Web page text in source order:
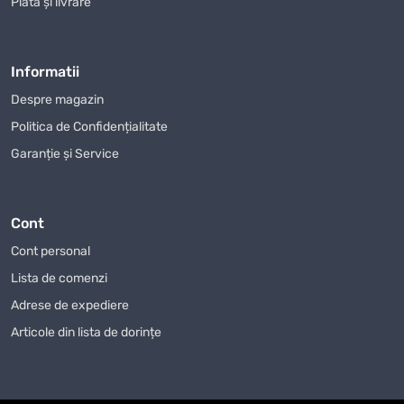
utilizare periodică — nu mai mult de 2–3 ore pe zi, cu
adâncimea maximă de tăiere în lemn rareori
depășește 65–80 mm, iar în metal — 5–6 mm. Un
prin greutate redusă, dimensiuni compacte și dotări
de bază. Este alegerea perfectă pentru reparații
pentru regim intens
Sculele profesionale sunt dezvoltate pentru o
Aceste modele au o putere de la 700 până la 1000 W
Informatii
Despre magazin
Politica de Confidențialitate
Garanție și Service
Cont
Cont personal
Lista de comenzi
Adrese de expediere
Articole din lista de dorințe